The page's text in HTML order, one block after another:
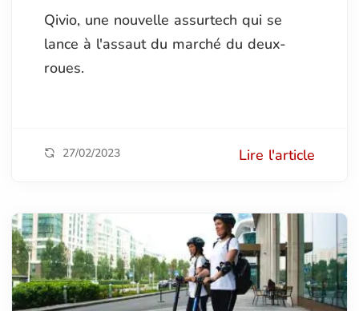
Qivio, une nouvelle assurtech qui se
lance à l'assaut du marché du deux-
roues.
27/02/2023 Lire l'article